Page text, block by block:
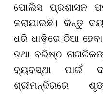
ପୋଲିସ ପ୍ରଶାସନ
କରାଯାଇଛି। କିନ୍ତୁ
ଧରି ଧାଡ଼ିରେ ଠିଆ
ତଥା ବରିଷ୍ଠ
ବ୍ୟବସ୍ଥା ପାଇଁ
ଶ୍ରୀମନ୍ଦିରରେ